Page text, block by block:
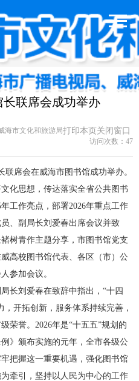
联席会成功举办
海市文化和旅游局打印本页 关闭窗口
访问次数： 47
席会在威海市图书馆成功举办。
化思想，传达落实全省公共图书
工作亮点，部署2026年重点工作
、副局长刘爱春出席会议并致
树青作主题分享，市图书馆党支
高校图书馆代表、各区（市）公
参加会议。
长刘爱春在致辞中指出，“十四
开拓创新，服务体系持续完善，
荣誉。2026年是“十五五”规划的
》颁布实施的元年，全市各级公
把握这一重要机遇，强化图书馆
牵引，坚持以人民为中心的工作